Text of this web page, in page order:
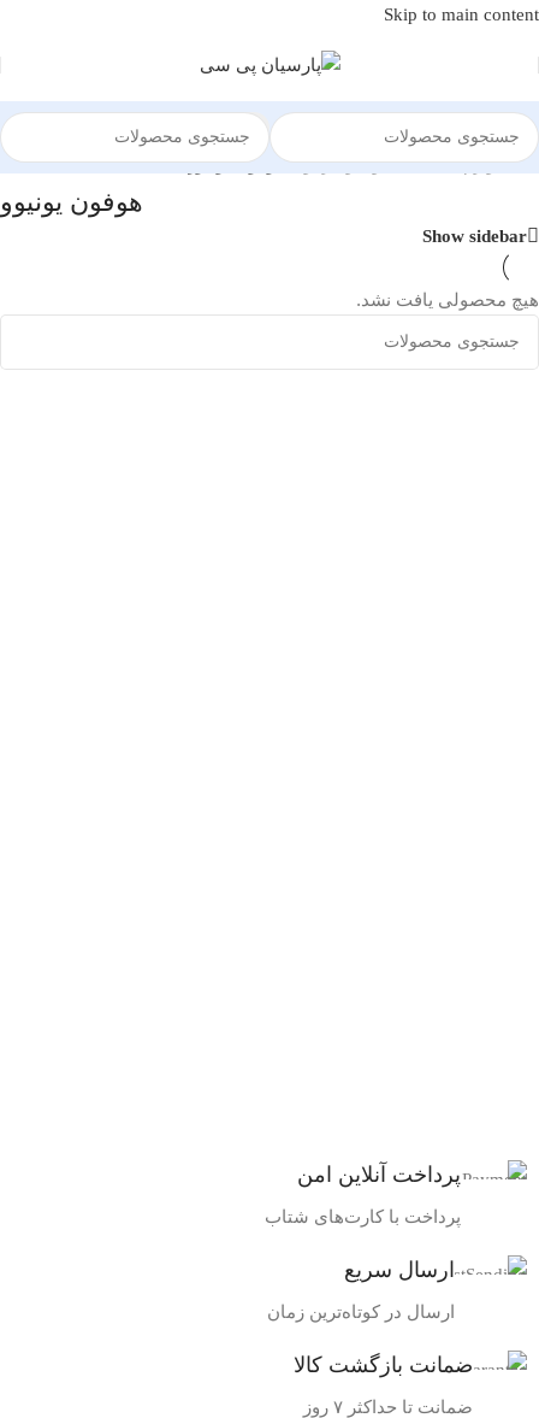
Skip to main content
خانه/لوازم جانبی/هدفون و ایرفون/هوفون یونیوو
هوفون یونیوو
Show sidebar
هیچ محصولی یافت نشد.
پرداخت آنلاین امن
پرداخت با کارت‌های شتاب
ارسال سریع
ارسال در کوتاه‌ترین زمان
ضمانت بازگشت کالا
ضمانت تا حداکثر ۷ روز